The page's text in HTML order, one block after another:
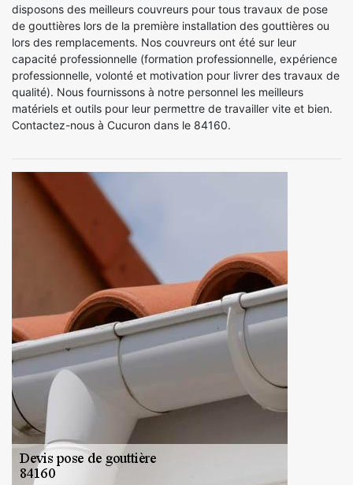
disposons des meilleurs couvreurs pour tous travaux de pose
de gouttières lors de la première installation des gouttières ou
lors des remplacements. Nos couvreurs ont été sur leur
capacité professionnelle (formation professionnelle, expérience
professionnelle, volonté et motivation pour livrer des travaux de
qualité). Nous fournissons à notre personnel les meilleurs
matériels et outils pour leur permettre de travailler vite et bien.
Contactez-nous à Cucuron dans le 84160.